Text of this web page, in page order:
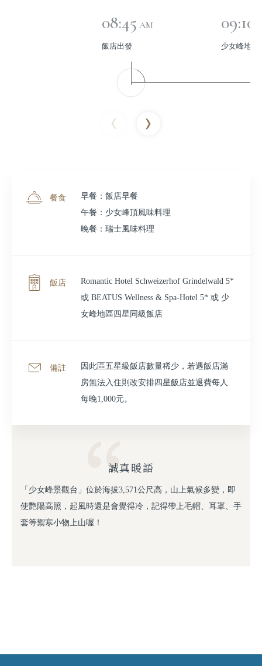
08:45 AM
飯店出發
09:10
少女峰地區
餐食
早餐：飯店早餐
午餐：少女峰頂風味料理
晚餐：瑞士風味料理
飯店
Romantic Hotel Schweizerhof Grindelwald 5*
或 BEATUS Wellness & Spa-Hotel 5* 或 少
女峰地區四星同級飯店
備註
因此區五星級飯店數量稀少，若遇飯店滿
房無法入住則改安排四星飯店並退費每人
每晚1,000元。
誠真暖語
「少女峰景觀台」位於海拔3,571公尺高，山上氣候多變，即
使艷陽高照，起風時還是會覺得冷，記得帶上毛帽、耳罩、手
套等禦寒小物上山喔！